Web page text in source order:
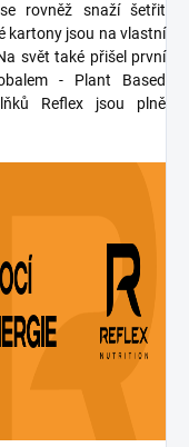
rovněž snaží šetřit
kartony jsou na vlastní
svět také přišel první
- Plant Based
Reflex jsou plně